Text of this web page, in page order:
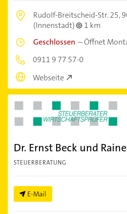
Rudolf-Breitscheid-Str. 25,
(Innenstadt)
1 km
Geschlossen –Öffnet
0911 9 77 57-0
Webseite
Dr. Ernst Beck und
STEUERBERATUNG
E-Mail